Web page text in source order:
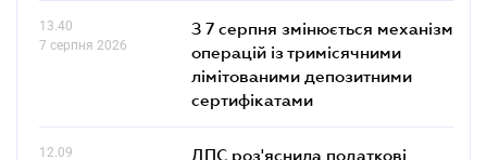
13.40
7 серпня 2026
З 7 серпня змінюється механізм
операцій із тримісячними
лімітованими депозитними
сертифікатами
12.09
ДПС роз'яснила податкові